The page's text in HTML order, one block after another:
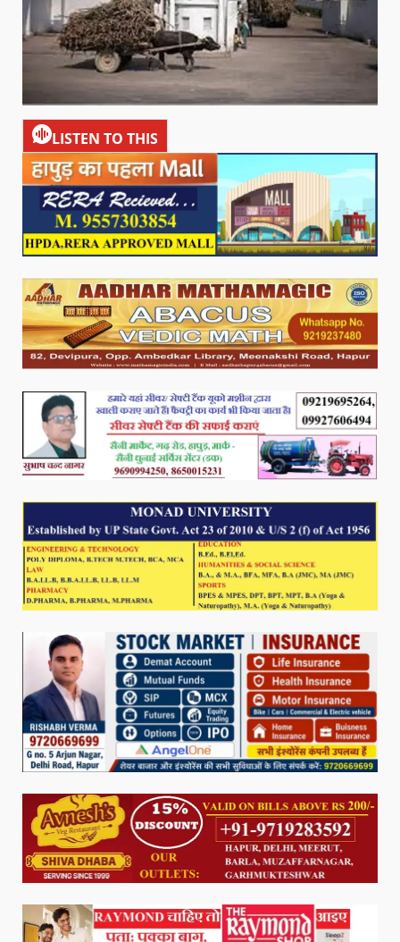
LISTEN TO THIS